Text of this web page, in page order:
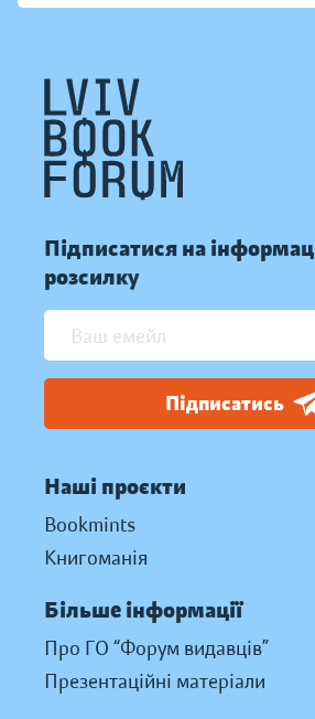
Підписатися на
розсилку
Підписатись
Наші проєкти
Bookmints
Книгоманія
Більше інформації
Про ГО “Форум видавців”
Презентаційні матеріали